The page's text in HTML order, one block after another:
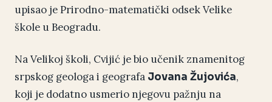
upisao je Prirodno-matematički odsek Velike
škole u Beogradu.
Na Velikoj školi, Cvijić je bio učenik znamenitog
srpskog geologa i geografa Jovana Žujovića,
koji je dodatno usmerio njegovu pažnju na